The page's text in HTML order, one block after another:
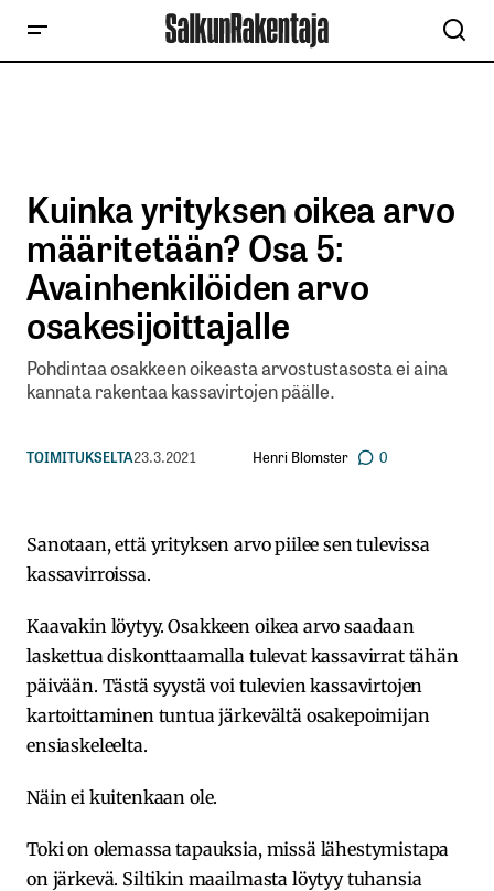
Kuinka yrityksen oikea arvo
määritetään? Osa 5:
Avainhenkilöiden arvo
osakesijoittajalle
Pohdintaa osakkeen oikeasta arvostustasosta ei aina
kannata rakentaa kassavirtojen päälle.
TOIMITUKSELTA23.3.2021 Henri Blomster 0
Sanotaan, että yrityksen arvo piilee sen tulevissa
kassavirroissa.
Kaavakin löytyy. Osakkeen oikea arvo saadaan
laskettua diskonttaamalla tulevat kassavirrat tähän
päivään. Tästä syystä voi tulevien kassavirtojen
kartoittaminen tuntua järkevältä osakepoimijan
ensiaskeleelta.
Näin ei kuitenkaan ole.
Toki on olemassa tapauksia, missä lähestymistapa
on järkevä. Siltikin maailmasta löytyy tuhansia